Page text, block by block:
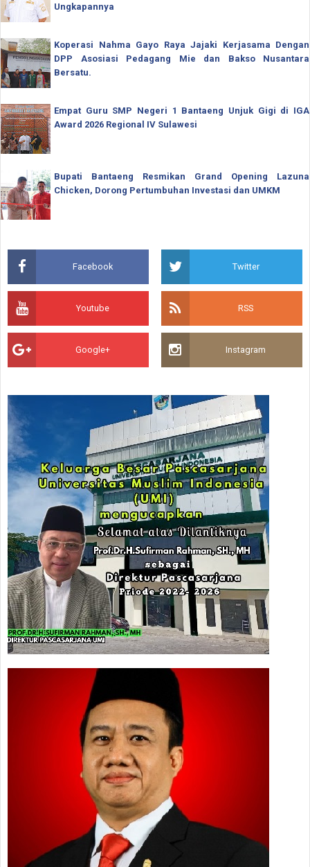
Ungkapannya
Koperasi Nahma Gayo Raya Jajaki Kerjasama Dengan
DPP Asosiasi Pedagang Mie dan Bakso Nusantara
Bersatu.
Empat Guru SMP Negeri 1 Bantaeng Unjuk Gigi di IGA
Award 2026 Regional IV Sulawesi
Bupati Bantaeng Resmikan Grand Opening Lazuna
Chicken, Dorong Pertumbuhan Investasi dan UMKM
Facebook Twitter
Youtube RSS
Google+ Instagram